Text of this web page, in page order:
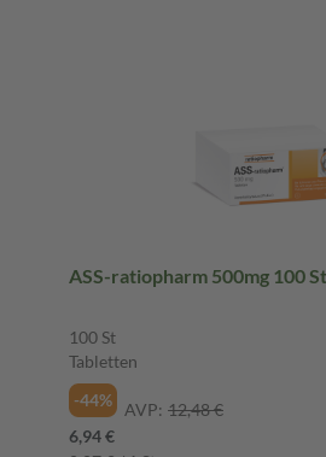
ASS-ratiopharm 500mg 100
100 St
Tabletten
-44%
AVP: 12,48 €
6,94 €